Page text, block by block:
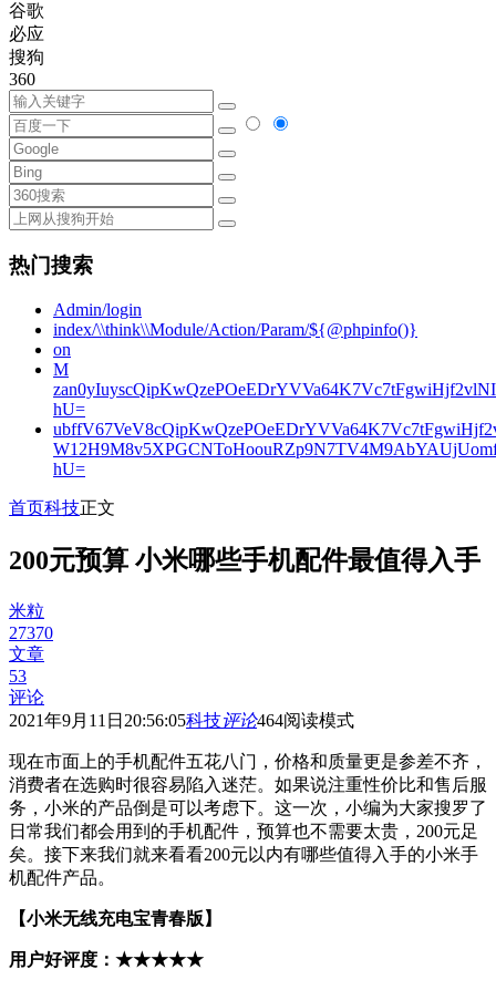
谷歌
必应
搜狗
360
热门搜索
Admin/login
index/\\think\\Module/Action/Param/${@phpinfo()}
on
M
hU=
hU=
首页科技正文
200元预算 小米哪些手机配件最值得入手
米粒
27370
文章
53
评论
2021年9月11日20:56:05科技评论464阅读模式
现在市面上的手机配件五花八门，价格和质量更是参差不齐，
消费者在选购时很容易陷入迷茫。如果说注重性价比和售后服
务，小米的产品倒是可以考虑下。这一次，小编为大家搜罗了
日常我们都会用到的手机配件，预算也不需要太贵，200元足
矣。接下来我们就来看看200元以内有哪些值得入手的小米手
机配件产品。
【小米无线充电宝青春版】
用户好评度：★★★★★